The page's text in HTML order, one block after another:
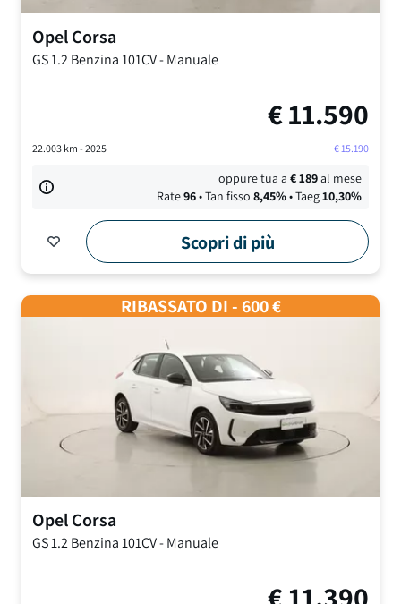
OpelCorsa
GS1.2 Benzina 101CV-Manuale
€11.590
22.003km - 2025 €15.190
oppure tua a€189al mese
Rate96• Tan fisso 8,45%• Taeg10,30%
Scopri di più
RIBASSATO DI - 600 €
OpelCorsa
GS1.2 Benzina 101CV-Manuale